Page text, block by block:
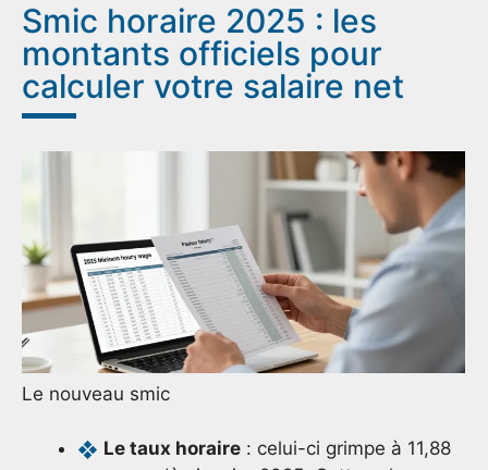
Smic horaire 2025 : les
montants officiels pour
calculer votre salaire net
Le nouveau smic
Le taux horaire : celui-ci grimpe à 11,88